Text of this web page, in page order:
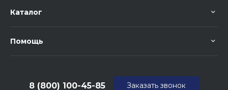
Каталог
Помощь
8 (800) 100-45-85 Заказать звонок